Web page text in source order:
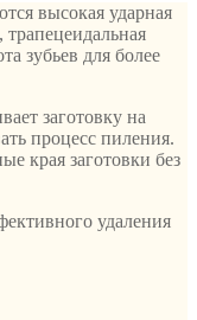
высокая ударная
трапецеидальная
зубьев для более
заготовку на
процесс пиления.
края заготовки без
удаления